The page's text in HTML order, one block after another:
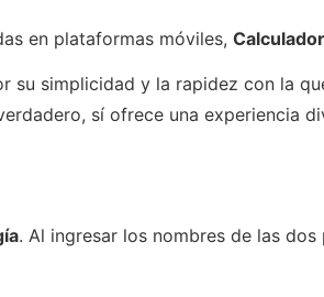
en plataformas móviles,
su simplicidad y la rapidez con la
sí ofrece una experiencia
. Al ingresar los nombres de las